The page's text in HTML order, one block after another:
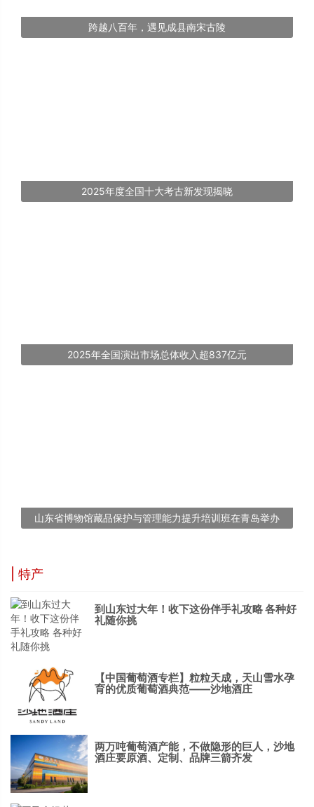
跨越八百年，遇见成县南宋古陵
2025年度全国十大考古新发现揭晓
2025年全国演出市场总体收入超837亿元
山东省博物馆藏品保护与管理能力提升培训班在青岛举办
| 特产
到山东过大年！收下这份伴手礼攻略 各种好
礼随你挑
【中国葡萄酒专栏】粒粒天成，天山雪水孕
育的优质葡萄酒典范——沙地酒庄
两万吨葡萄酒产能，不做隐形的巨人，沙地
酒庄要原酒、定制、品牌三箭齐发